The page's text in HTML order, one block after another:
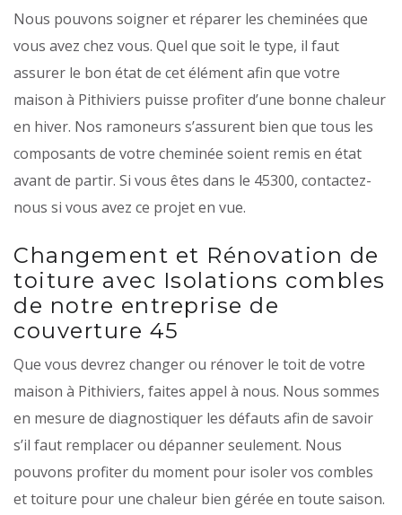
Nous pouvons soigner et réparer les cheminées que
vous avez chez vous. Quel que soit le type, il faut
assurer le bon état de cet élément afin que votre
maison à Pithiviers puisse profiter d’une bonne chaleur
en hiver. Nos ramoneurs s’assurent bien que tous les
composants de votre cheminée soient remis en état
avant de partir. Si vous êtes dans le 45300, contactez-
nous si vous avez ce projet en vue.
Changement et Rénovation de
toiture avec Isolations combles
de notre entreprise de
couverture 45
Que vous devrez changer ou rénover le toit de votre
maison à Pithiviers, faites appel à nous. Nous sommes
en mesure de diagnostiquer les défauts afin de savoir
s’il faut remplacer ou dépanner seulement. Nous
pouvons profiter du moment pour isoler vos combles
et toiture pour une chaleur bien gérée en toute saison.